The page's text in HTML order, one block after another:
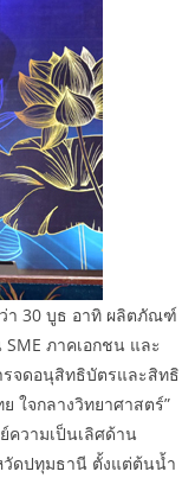
า 30 บูธ อาทิ ผลิตภัณฑ์
ภาคเอกชน และ
รจดอนุสิทธิบัตรและสิทธิ
ใจกลางวิทยาศาสตร์”
ความเป็นเลิศด้าน
วัดปทุมธานี ตั้งแต่ต้นน้ำ